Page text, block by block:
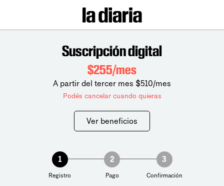
Suscripción digital
$255/mes
A partir del tercer mes $510/mes
Podés cancelar cuando quieras
Ver beneficios
1
Registro
2
Pago
3
Confirmación